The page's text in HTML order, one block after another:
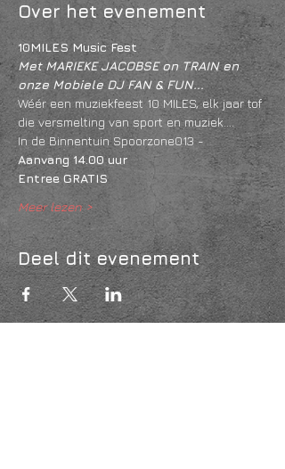
Over het evenement
10MILES Music Fest
Met MARIEKE JACOBSE on TRAIN en
onze Mobiele DJ FAN & FUN...
Wéér een muziekfeest 10 MILES, elk jaar tof
die versmelting van sport en muziek....
In de Binnentuin Spoorzone013 -
Aanvang 14.00 uur
Entree GRATIS
Meer lezen >
Deel dit evenement